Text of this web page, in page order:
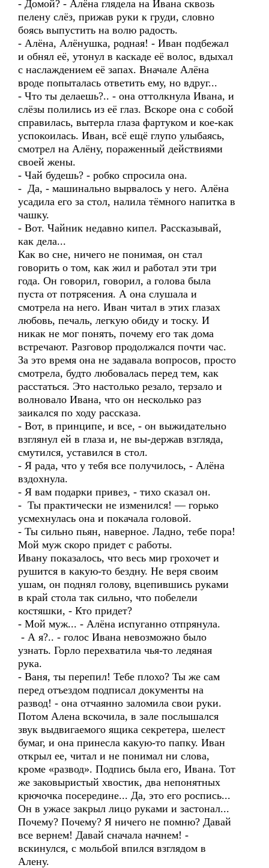
- Домой? - Алёна глядела на Ивана сквозь
пелену слёз, прижав руки к груди, словно
боясь выпустить на волю радость.
- Алёна, Алёнушка, родная! - Иван подбежал
и обнял её, утонул в каскаде её волос, вдыхал
с наслаждением её запах. Вначале Алёна
вроде попыталась ответить ему, но вдруг...
- Что ты делаешь?.. - она оттолкнула Ивана, и
слёзы полились из её глаз. Вскоре она с собой
справилась, вытерла глаза фартуком и кое-как
успокоилась. Иван, всё ещё глупо улыбаясь,
смотрел на Алёну, пораженный действиями
своей жены.
- Чай будешь? - робко спросила она.
- Да, - машинально вырвалось у него. Алёна
усадила его за стол, налила тёмного напитка в
чашку.
- Вот. Чайник недавно кипел. Рассказывай,
как дела...
Как во сне, ничего не понимая, он стал
говорить о том, как жил и работал эти три
года. Он говорил, говорил, а голова была
пуста от потрясения. А она слушала и
смотрела на него. Иван читал в этих глазах
любовь, печаль, легкую обиду и тоску. И
никак не мог понять, почему его так дома
встречают. Разговор продолжался почти час.
За это время она не задавала вопросов, просто
смотрела, будто любовалась перед тем, как
расстаться. Это настолько резало, терзало и
волновало Ивана, что он несколько раз
заикался по ходу рассказа.
- Вот, в принципе, и все, - он выжидательно
взглянул ей в глаза и, не вы-держав взгляда,
смутился, уставился в стол.
- Я рада, что у тебя все получилось, - Алёна
вздохнула.
- Я вам подарки привез, - тихо сказал он.
- Ты практически не изменился! — горько
усмехнулась она и покачала головой.
- Ты сильно пьян, наверное. Ладно, тебе пора!
Мой муж скоро придет с работы.
Ивану показалось, что весь мир грохочет и
рушится в какую-то бездну. Не веря своим
ушам, он поднял голову, вцепившись руками
в край стола так сильно, что побелели
костяшки, - Кто придет?
- Мой муж... - Алёна испуганно отпрянула.
- А я?.. - голос Ивана невозможно было
узнать. Горло перехватила чья-то ледяная
рука.
- Ваня, ты перепил! Тебе плохо? Ты же сам
перед отъездом подписал документы на
развод! - она отчаянно заломила свои руки.
Потом Алена вскочила, в зале послышался
звук выдвигаемого ящика секретера, шелест
бумаг, и она принесла какую-то папку. Иван
открыл ее, читал и не понимал ни слова,
кроме «развод». Подпись была его, Ивана. Тот
же заковыристый хвостик, два непонятных
крючочка посередине... Да, это его роспись...
Он в ужасе закрыл лицо руками и застонал...
Почему? Почему? Я ничего не помню? Давай
все вернем! Давай сначала начнем! -
вскинулся, с мольбой впился взглядом в
Алену.